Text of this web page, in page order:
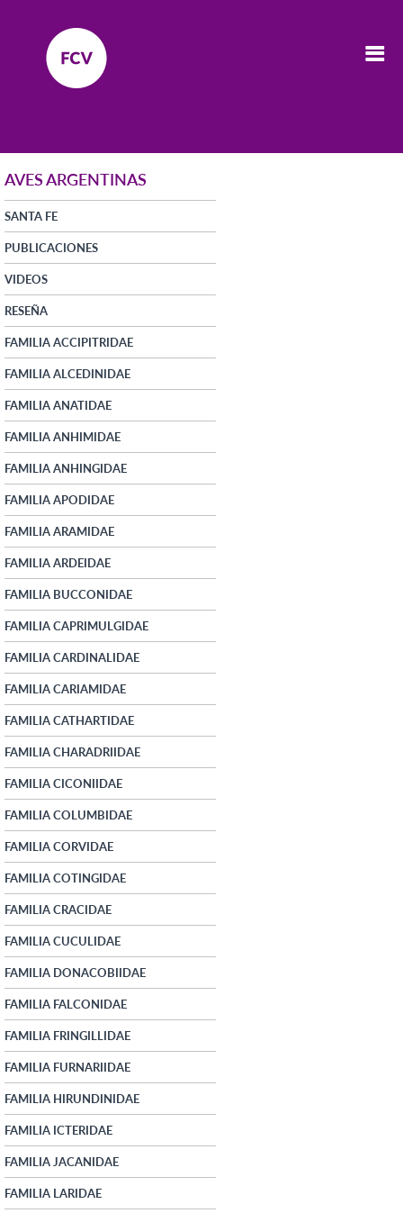
AVES ARGENTINAS
SANTA FE
PUBLICACIONES
VIDEOS
RESEÑA
FAMILIA ACCIPITRIDAE
FAMILIA ALCEDINIDAE
FAMILIA ANATIDAE
FAMILIA ANHIMIDAE
FAMILIA ANHINGIDAE
FAMILIA APODIDAE
FAMILIA ARAMIDAE
FAMILIA ARDEIDAE
FAMILIA BUCCONIDAE
FAMILIA CAPRIMULGIDAE
FAMILIA CARDINALIDAE
FAMILIA CARIAMIDAE
FAMILIA CATHARTIDAE
FAMILIA CHARADRIIDAE
FAMILIA CICONIIDAE
FAMILIA COLUMBIDAE
FAMILIA CORVIDAE
FAMILIA COTINGIDAE
FAMILIA CRACIDAE
FAMILIA CUCULIDAE
FAMILIA DONACOBIIDAE
FAMILIA FALCONIDAE
FAMILIA FRINGILLIDAE
FAMILIA FURNARIIDAE
FAMILIA HIRUNDINIDAE
FAMILIA ICTERIDAE
FAMILIA JACANIDAE
FAMILIA LARIDAE